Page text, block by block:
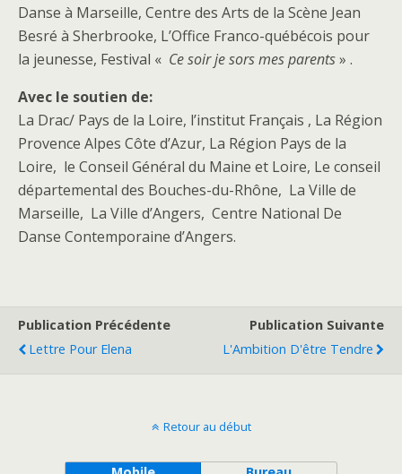
Danse à Marseille, Centre des Arts de la Scène Jean
Besré à Sherbrooke, L’Office Franco-québécois pour
la jeunesse, Festival « Ce soir je sors mes parents» .
Avec le soutien de:
La Drac/ Pays de la Loire, l’institut Français , La Région
Provence Alpes Côte d’Azur, La Région Pays de la
Loire, le Conseil Général du Maine et Loire, Le conseil
départemental des Bouches-du-Rhône, La Ville de
Marseille, La Ville d’Angers, Centre National De
Danse Contemporaine d’Angers.
Publication Précédente
Lettre Pour Elena
Publication Suivante
L'Ambition D'être Tendre
Retour au début